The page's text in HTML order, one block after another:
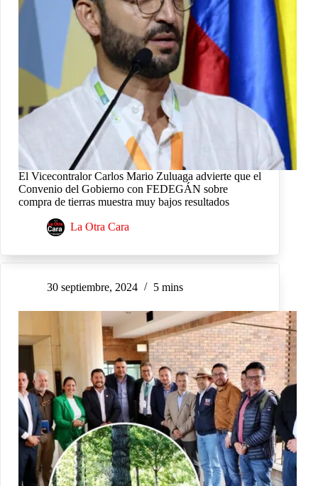
El Vicecontralor Carlos Mario Zuluaga advierte que el
Convenio del Gobierno con FEDEGÁN sobre
compra de tierras muestra muy bajos resultados
La Otra Cara
30 septiembre, 2024 5 mins